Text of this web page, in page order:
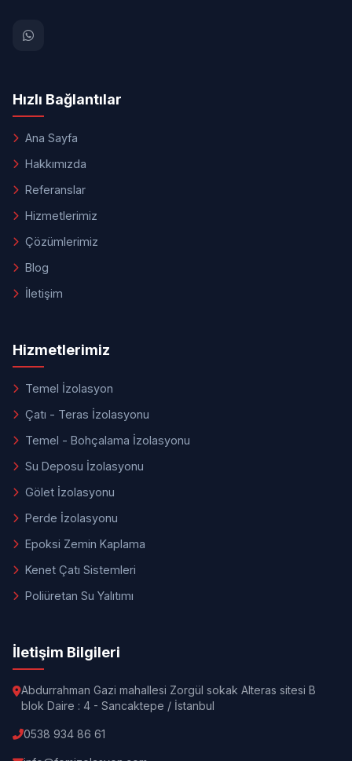
Hızlı Bağlantılar
Ana Sayfa
Hakkımızda
Referanslar
Hizmetlerimiz
Çözümlerimiz
Blog
İletişim
Hizmetlerimiz
Temel İzolasyon
Çatı - Teras İzolasyonu
Temel - Bohçalama İzolasyonu
Su Deposu İzolasyonu
Gölet İzolasyonu
Perde İzolasyonu
Epoksi Zemin Kaplama
Kenet Çatı Sistemleri
Poliüretan Su Yalıtımı
İletişim Bilgileri
Abdurrahman Gazi mahallesi Zorgül sokak Alteras sitesi B
blok Daire : 4 - Sancaktepe / İstanbul
0538 934 86 61